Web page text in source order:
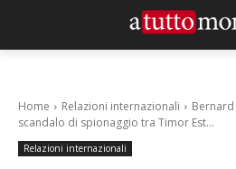
Home Relazioni internazionali
Bernard
scandalo di spionaggio tra Timor Est...
Relazioni internazionali